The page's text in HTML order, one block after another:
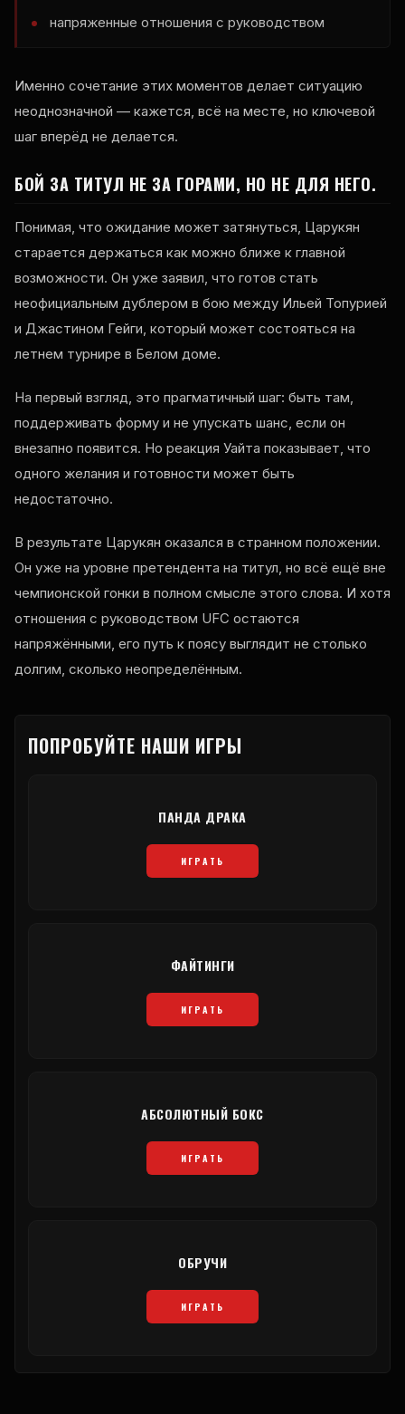
напряженные отношения с руководством
Именно сочетание этих моментов делает ситуацию
неоднозначной — кажется, всё на месте, но ключевой
шаг вперёд не делается.
БОЙ ЗА ТИТУЛ НЕ ЗА ГОРАМИ, НО НЕ ДЛЯ НЕГО.
Понимая, что ожидание может затянуться, Царукян
старается держаться как можно ближе к главной
возможности. Он уже заявил, что готов стать
неофициальным дублером в бою между Ильей Топурией
и Джастином Гейги, который может состояться на
летнем турнире в Белом доме.
На первый взгляд, это прагматичный шаг: быть там,
поддерживать форму и не упускать шанс, если он
внезапно появится. Но реакция Уайта показывает, что
одного желания и готовности может быть
недостаточно.
В результате Царукян оказался в странном положении.
Он уже на уровне претендента на титул, но всё ещё вне
чемпионской гонки в полном смысле этого слова. И хотя
отношения с руководством UFC остаются
напряжёнными, его путь к поясу выглядит не столько
долгим, сколько неопределённым.
ПОПРОБУЙТЕ НАШИ ИГРЫ
ПАНДА ДРАКА
ИГРАТЬ
ФАЙТИНГИ
ИГРАТЬ
АБСОЛЮТНЫЙ БОКС
ИГРАТЬ
ОБРУЧИ
ИГРАТЬ